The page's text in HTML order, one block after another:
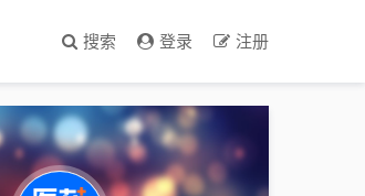
搜索 登录 注册